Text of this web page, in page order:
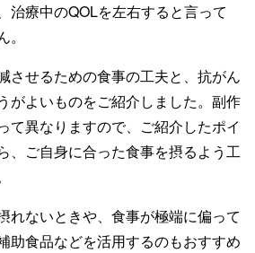
治療中のQOLを左右すると言って
させるための食事の工夫と、抗がん
がよいものをご紹介しました。副作
て異なりますので、ご紹介したポイ
、ご自身に合った食事を摂るよう工
れないときや、食事が極端に偏って
助食品などを活用するのもおすすめ